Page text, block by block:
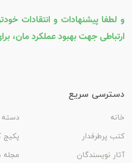
و لطفا پیشنهادات و انتقادات
ارتباطی جهت بهبود عملکرد مان،
دسترسی سریع
خانه
دسته
کتب پرطرفدار
پکیج
آثار نویسندگان